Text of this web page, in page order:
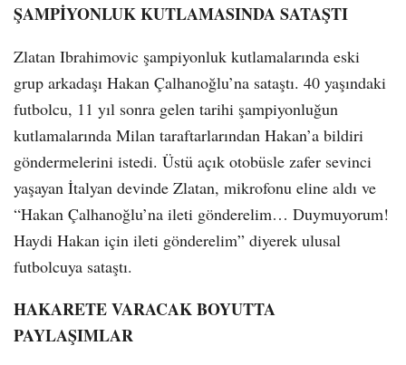
ŞAMPİYONLUK KUTLAMASINDA SATAŞTI
Zlatan Ibrahimovic şampiyonluk kutlamalarında eski
grup arkadaşı Hakan Çalhanoğlu’na sataştı. 40 yaşındaki
futbolcu, 11 yıl sonra gelen tarihi şampiyonluğun
kutlamalarında Milan taraftarlarından Hakan’a bildiri
göndermelerini istedi. Üstü açık otobüsle zafer sevinci
yaşayan İtalyan devinde Zlatan, mikrofonu eline aldı ve
“Hakan Çalhanoğlu’na ileti gönderelim… Duymuyorum!
Haydi Hakan için ileti gönderelim” diyerek ulusal
futbolcuya sataştı.
HAKARETE VARACAK BOYUTTA
PAYLAŞIMLAR